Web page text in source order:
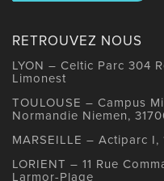
RETROUVEZ NOUS
LYON – Celtic Parc 304
Limonest
TOULOUSE – Campus
Normandie Niemen,
MARSEILLE – Actiparc
LORIENT – 11 Rue
Larmor-Plage